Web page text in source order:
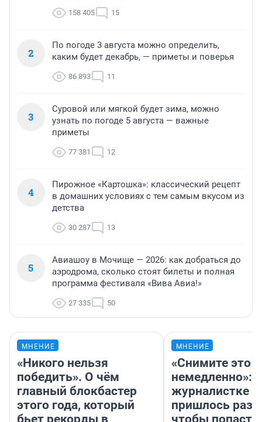
158 405 15
2
По погоде 3 августа можно определить,
каким будет декабрь, — приметы и поверья
86 893 11
3
Суровой или мягкой будет зима, можно
узнать по погоде 5 августа — важные
приметы
77 381 12
4
Пирожное «Картошка»: классический рецепт
в домашних условиях с тем самым вкусом из
детства
30 287 13
5
Авиашоу в Мочище — 2026: как добраться до
аэродрома, сколько стоят билеты и полная
программа фестиваля «Вива Авиа!»
27 335 50
МНЕНИЕ
«Никого нельзя
победить». О чём
главный блокбастер
этого года, который
МНЕНИЕ
«Снимите это
немедленно»:
журналистке
пришлось